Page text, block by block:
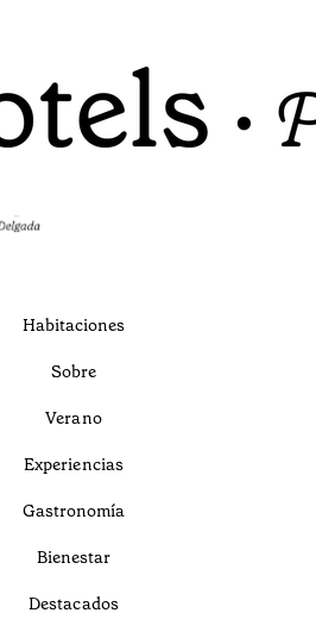
Habitaciones
Sobre
Verano
Experiencias
Gastronomía
Bienestar
Destacados